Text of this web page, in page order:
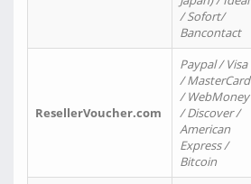
/ Sofort/
Bancontact
ResellerVoucher.com
Paypal / Visa
/ MasterCard
/ WebMoney
/ Discover /
American
Express /
Bitcoin